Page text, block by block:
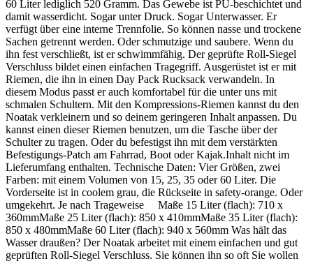
60 Liter lediglich 520 Gramm. Das Gewebe ist PU-beschichtet und
damit wasserdicht. Sogar unter Druck. Sogar Unterwasser. Er
verfügt über eine interne Trennfolie. So können nasse und trockene
Sachen getrennt werden. Oder schmutzige und saubere. Wenn du
ihn fest verschließt, ist er schwimmfähig. Der geprüfte Roll-Siegel
Verschluss bildet einen einfachen Tragegriff. Ausgerüstet ist er mit
Riemen, die ihn in einen Day Pack Rucksack verwandeln. In
diesem Modus passt er auch komfortabel für die unter uns mit
schmalen Schultern. Mit den Kompressions-Riemen kannst du den
Noatak verkleinern und so deinem geringeren Inhalt anpassen. Du
kannst einen dieser Riemen benutzen, um die Tasche über der
Schulter zu tragen. Oder du befestigst ihn mit dem verstärkten
Befestigungs-Patch am Fahrrad, Boot oder Kajak.Inhalt nicht im
Lieferumfang enthalten. Technische Daten: Vier Größen, zwei
Farben: mit einem Volumen von 15, 25, 35 oder 60 Liter. Die
Vorderseite ist in coolem grau, die Rückseite in safety-orange. Oder
umgekehrt. Je nach Trageweise Maße 15 Liter (flach): 710 x
360mmMaße 25 Liter (flach): 850 x 410mmMaße 35 Liter (flach):
850 x 480mmMaße 60 Liter (flach): 940 x 560mm Was hält das
Wasser draußen? Der Noatak arbeitet mit einem einfachen und gut
geprüften Roll-Siegel Verschluss. Sie können ihn so oft Sie wollen